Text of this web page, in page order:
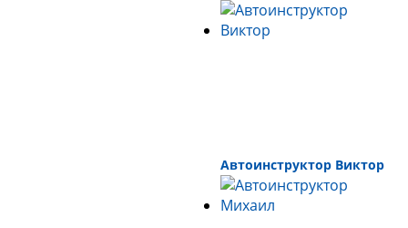
Автоинструктор Виктор